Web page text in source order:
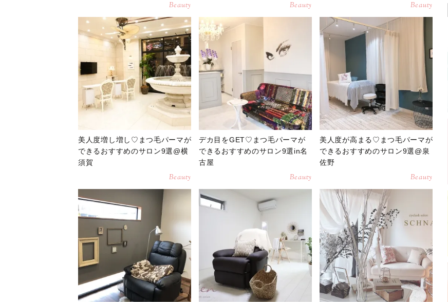
Beauty Beauty Beauty
美人度増し増し♡まつ毛パーマが
できるおすすめのサロン9選@横
須賀
Beauty
デカ目をGET♡まつ毛パーマが
できるおすすめのサロン9選in名
古屋
Beauty
美人度が高まる♡まつ毛パーマが
できるおすすめのサロン9選@泉
佐野
Beauty